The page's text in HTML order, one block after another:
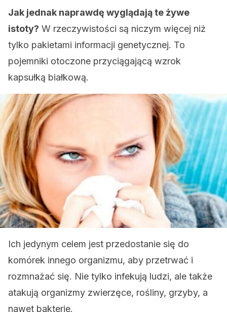
Jak jednak naprawdę wyglądają te żywe
istoty? W rzeczywistości są niczym więcej niż
tylko pakietami informacji genetycznej. To
pojemniki otoczone przyciągającą wzrok
kapsułką białkową.
Ich jedynym celem jest przedostanie się do
komórek innego organizmu, aby przetrwać i
rozmnażać się. Nie tylko infekują ludzi, ale także
atakują organizmy zwierzęce, rośliny, grzyby, a
nawet bakterie.